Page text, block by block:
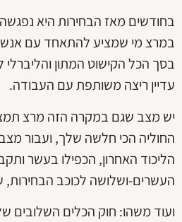
בחודשים מאז הבחירות היא
במרצ מי שמציע להתאחד עם
בסך הכל הקישוט המתון והליברלי
עדיין ריצה משותפת עם העבודה.
יש מצב שגם במקרה הזה מרצ
החוליה הכי חלשה שלך, ועבור
הליכוד האחרון, הכפילו בעשר
העשרים-ושלושה לכוכב
ועוד משהו: חוק הכלים השלובים